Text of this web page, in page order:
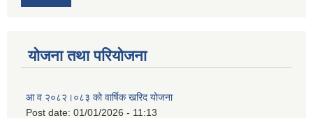
योजना तथा परियोजना
आ व २०८२।०८३ को वार्षिक खरिद योजना
Post date: 01/01/2026 - 11:13